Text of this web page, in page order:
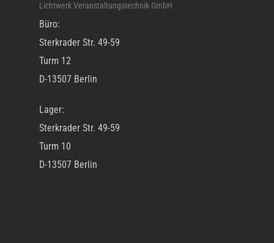
Lichtwerk Veranstaltungstechnik GmbH
Büro:
Sterkrader Str. 49-59
Turm 12
D-13507 Berlin
Lager:
Sterkrader Str. 49-59
Turm 10
D-13507 Berlin